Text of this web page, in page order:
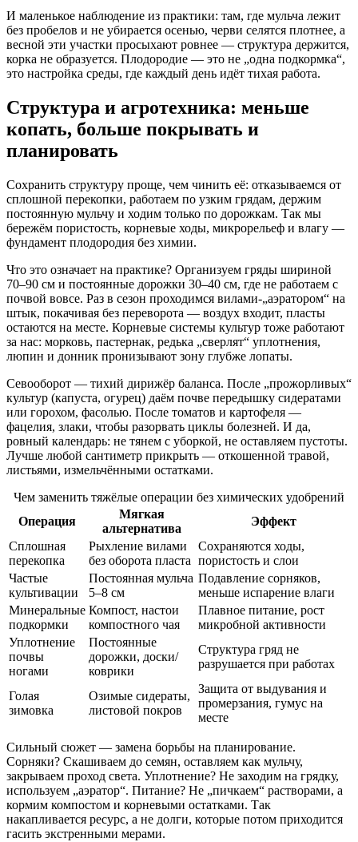
И маленькое наблюдение из практики: там, где мульча лежит
без пробелов и не убирается осенью, черви селятся плотнее, а
весной эти участки просыхают ровнее — структура держится,
корка не образуется. Плодородие — это не „одна подкормка“,
это настройка среды, где каждый день идёт тихая работа.
Структура и агротехника: меньше
копать, больше покрывать и
планировать
Сохранить структуру проще, чем чинить её: отказываемся от
сплошной перекопки, работаем по узким грядам, держим
постоянную мульчу и ходим только по дорожкам. Так мы
бережём пористость, корневые ходы, микрорельеф и влагу —
фундамент плодородия без химии.
Что это означает на практике? Организуем гряды шириной
70–90 см и постоянные дорожки 30–40 см, где не работаем с
почвой вовсе. Раз в сезон проходимся вилами-„аэратором“ на
штык, покачивая без переворота — воздух входит, пласты
остаются на месте. Корневые системы культур тоже работают
за нас: морковь, пастернак, редька „сверлят“ уплотнения,
люпин и донник пронизывают зону глубже лопаты.
Севооборот — тихий дирижёр баланса. После „прожорливых“
культур (капуста, огурец) даём почве передышку сидератами
или горохом, фасолью. После томатов и картофеля —
фацелия, злаки, чтобы разорвать циклы болезней. И да,
ровный календарь: не тянем с уборкой, не оставляем пустоты.
Лучше любой сантиметр прикрыть — откошенной травой,
листьями, измельчёнными остатками.
Чем заменить тяжёлые операции без химических удобрений
Операция
Мягкая
альтернатива
Эффект
Сплошная
перекопка
Рыхление вилами
без оборота пласта
Сохраняются ходы,
пористость и слои
Частые
культивации
Постоянная мульча
5–8 см
Подавление сорняков,
меньше испарение влаги
Минеральные
подкормки
Компост, настои
компостного чая
Плавное питание, рост
микробной активности
Уплотнение
почвы
ногами
Постоянные
дорожки, доски/
коврики
Структура гряд не
разрушается при работах
Голая
зимовка
Озимые сидераты,
листовой покров
Защита от выдувания и
промерзания, гумус на
месте
Сильный сюжет — замена борьбы на планирование.
Сорняки? Скашиваем до семян, оставляем как мульчу,
закрываем проход света. Уплотнение? Не заходим на грядку,
используем „аэратор“. Питание? Не „пичкаем“ растворами, а
кормим компостом и корневыми остатками. Так
накапливается ресурс, а не долги, которые потом приходится
гасить экстренными мерами.